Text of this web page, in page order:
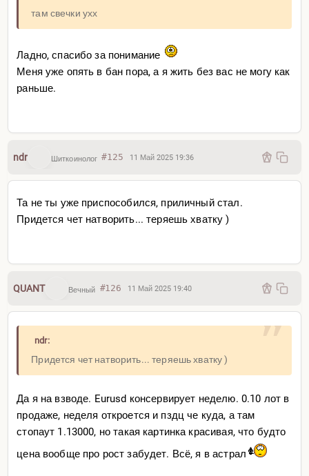
там свечки ухх
Ладно, спасибо за понимание
Меня уже опять в бан пора, а я жить без вас не могу как
раньше.
ndr Шиткоинолог #125 11 Май 2025 19:36
Та не ты уже приспособился, приличный стал.
Придется чет натворить... теряешь хватку )
QUANT Вечный #126 11 Май 2025 19:40
ndr:
Придется чет натворить... теряешь хватку )
Да я на взводе. Eurusd консервирует неделю. 0.10 лот в
продаже, неделя откроется и пздц че куда, а там
стопаут 1.13000, но такая картинка красивая, что будто
цена вообще про рост забудет. Всё, я в астрал